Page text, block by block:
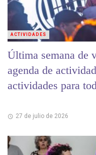
Última semana de
agenda de
actividades para
27 de julio de 2026
ACTIVIDADES